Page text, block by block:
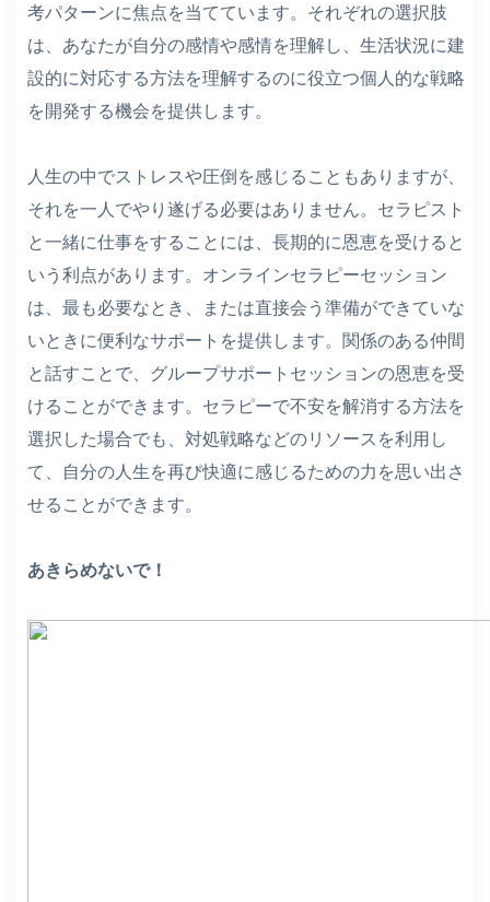
考パターンに焦点を当てています。それぞれの選択肢
は、あなたが自分の感情や感情を理解し、生活状況に建
設的に対応する方法を理解するのに役立つ個人的な戦略
を開発する機会を提供します。
人生の中でストレスや圧倒を感じることもありますが、
それを一人でやり遂げる必要はありません。セラピスト
と一緒に仕事をすることには、長期的に恩恵を受けると
いう利点があります。オンラインセラピーセッション
は、最も必要なとき、または直接会う準備ができていな
いときに便利なサポートを提供します。関係のある仲間
と話すことで、グループサポートセッションの恩恵を受
けることができます。セラピーで不安を解消する方法を
選択した場合でも、対処戦略などのリソースを利用し
て、自分の人生を再び快適に感じるための力を思い出さ
せることができます。
あきらめないで！